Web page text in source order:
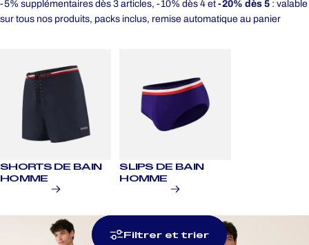
-5% supplémentaires dès 3 articles, -10% dès 4 et -20% dès 5 : valable
sur tous nos produits, packs inclus, remise automatique au panier
SHORTS DE BAIN
HOMME
SLIPS DE BAIN
HOMME
Filtrer et trier